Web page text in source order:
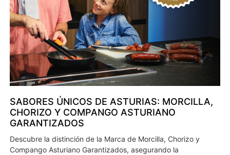
SABORES ÚNICOS DE ASTURIAS: MORCILLA,
CHORIZO Y COMPANGO ASTURIANO
GARANTIZADOS
Descubre la distinción de la Marca de Morcilla, Chorizo y
Compango Asturiano Garantizados, asegurando la